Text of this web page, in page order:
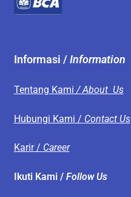
Informasi /Information
Tentang Kami / About Us
Hubungi Kami / Contact Us
Karir / Career
Ikuti Kami / Follow Us